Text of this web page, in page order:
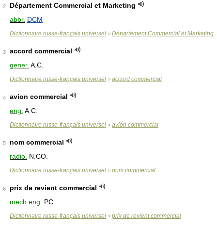
2
Département Commercial et Marketing
abbr. DCM
Dictionnaire russe-français universel > Département Commercial et Marketing
3
accord commercial
gener. A.C.
Dictionnaire russe-français universel > accord commercial
4
avion commercial
eng. A.C.
Dictionnaire russe-français universel > avion commercial
5
nom commercial
radio. N.CO.
Dictionnaire russe-français universel > nom commercial
6
prix de revient commercial
mech.eng.
PC
Dictionnaire russe-français universel > prix de revient commercial